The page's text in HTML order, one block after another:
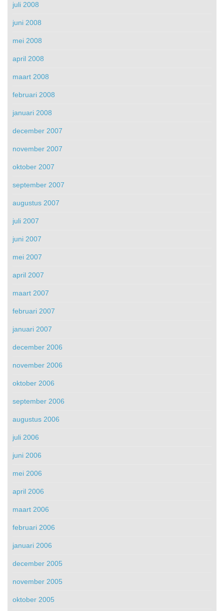
juli 2008
juni 2008
mei 2008
april 2008
maart 2008
februari 2008
januari 2008
december 2007
november 2007
oktober 2007
september 2007
augustus 2007
juli 2007
juni 2007
mei 2007
april 2007
maart 2007
februari 2007
januari 2007
december 2006
november 2006
oktober 2006
september 2006
augustus 2006
juli 2006
juni 2006
mei 2006
april 2006
maart 2006
februari 2006
januari 2006
december 2005
november 2005
oktober 2005